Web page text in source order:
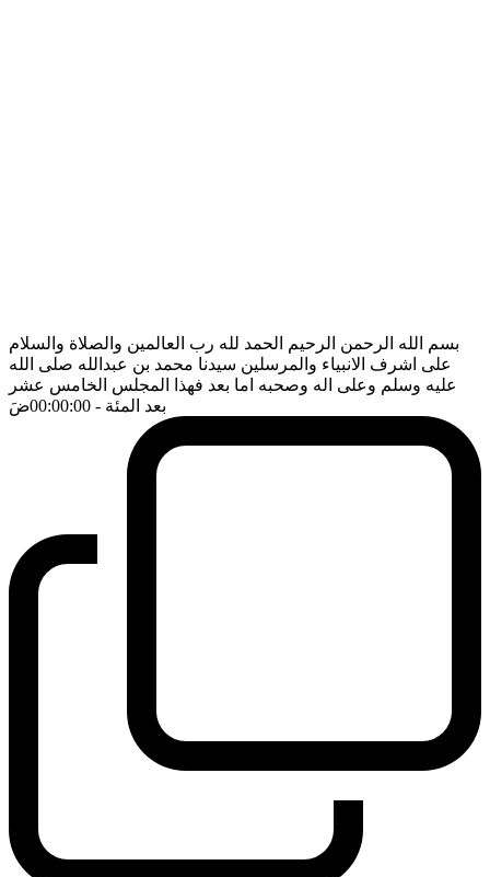
بسم الله الرحمن الرحيم الحمد لله رب العالمين والصلاة والسلام
على اشرف الانبياء والمرسلين سيدنا محمد بن عبدالله صلى الله
عليه وسلم وعلى اله وصحبه اما بعد فهذا المجلس الخامس عشر
بعد المئة - 00:00:00 ضَ